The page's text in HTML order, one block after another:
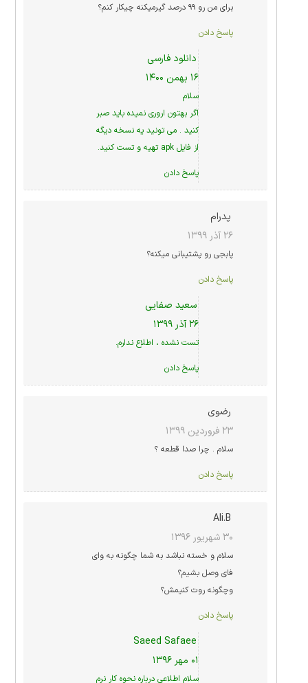
برای من رو ۹۹ درصد گیرمیکنه چیکار کنم؟
پاسخ دادن
دانلود فارسی
۱۶ بهمن ۱۴۰۰
سلام
اگر بهتون اروری نمیده باید صبر
کنید . می تونید یه نسخه دیگه
از فایل apk تهیه و تست کنید.
پاسخ دادن
پدرام
۲۶ آذر ۱۳۹۹
پابجی رو پشتیبانی میکنه؟
پاسخ دادن
سعید صفایی
۲۶ آذر ۱۳۹۹
تست نشده ، اطلاع ندارم.
پاسخ دادن
رضوی
۲۳ فروردین ۱۳۹۹
سلام . چرا صدا قطعه ؟
پاسخ دادن
Ali.B
۳۰ شهریور ۱۳۹۶
سلام و خسته نباشد به شما چگونه به وای
فای وصل بشیم؟
وچگونه روت کنیمش؟
پاسخ دادن
Saeed Safaee
۰۱ مهر ۱۳۹۶
سلام اطلاعی درباره نحوه کار نرم